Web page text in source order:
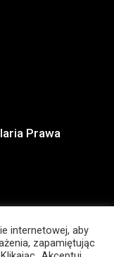
Prawa
internetowej, aby
zapamiętując